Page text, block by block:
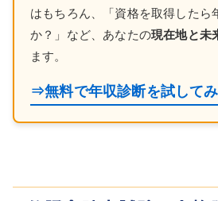
はもちろん、「資格を取得したら
か？」など、あなたの現在地と未
ます。
⇒無料で年収診断を試して